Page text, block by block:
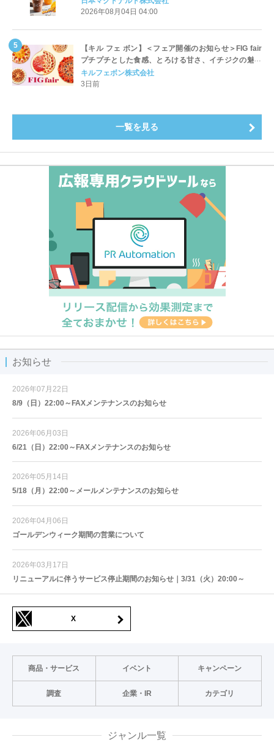
開始
2026年08月04日 04:00
【キル フェ ボン】＜フェア開催のお知らせ＞FIG fair
プチプチとした食感、とろける甘さ、イチジクの魅力
をたっぷりと。新作を含め、イチジク尽くしの全4種が
登場8月20日（木）スタート
キルフェボン株式会社
3日前
一覧を見る
お知らせ
2026年07月22日
8/9（日）22:00～FAXメンテナンスのお知らせ
2026年06月03日
6/21（日）22:00～FAXメンテナンスのお知らせ
2026年05月14日
5/18（月）22:00～メールメンテナンスのお知らせ
2026年04月06日
ゴールデンウィーク期間の営業について
2026年03月17日
リニューアルに伴うサービス停止期間のお知らせ｜3/31（火）20:00～
X
商品・サービス イベント キャンペーン
調査 企業・IR カテゴリ
ジャンル一覧